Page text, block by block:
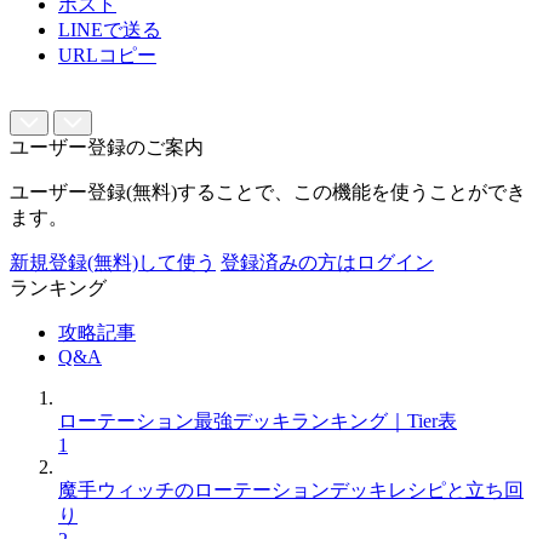
LINEで送る
URLコピー
ユーザー登録のご案内
ユーザー登録(無料)することで、この機能を使うことができ
ます。
新規登録(無料)して使う 登録済みの方はログイン
ランキング
攻略記事
Q&A
ローテーション最強デッキランキング｜Tier表
1
魔手ウィッチのローテーションデッキレシピと立ち回
り